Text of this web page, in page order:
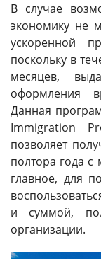
В случае
экономику не
ускоренной
поскольку в
месяцев,
оформления
Данная
Immigration
позволяет
полтора года
главное, для
и суммой,
организации.